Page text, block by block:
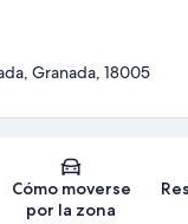
Mapa
Granada, 18005
Cómo moverse
por la zona